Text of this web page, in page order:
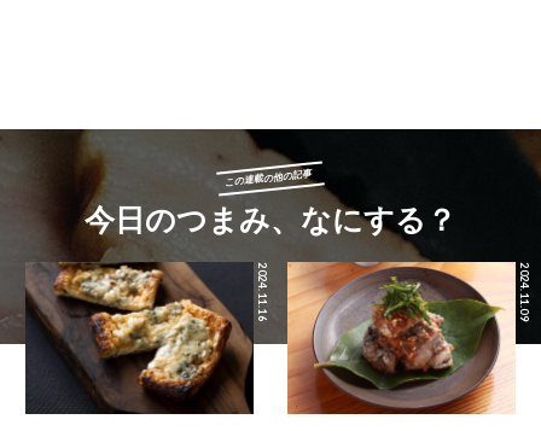
この連載の他の記事
今日のつまみ、なにする？
2024.11.16 2024.11.09